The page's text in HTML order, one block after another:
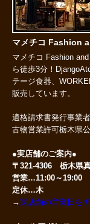
マメチコ Fashion
マメチコ Fashion
ら徒歩3分！
テージ食器、
販売しています。
適格請求書発行事業
古物営業許可栃木県
●実店舗のご案内●
〒321-4306 栃木県
営業…11:00～19:00
定休…木
→実店舗の営業日を